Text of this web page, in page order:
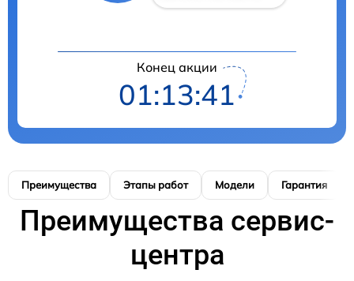
Конец акции
01:13:40
Преимущества Этапы работ Модели Гарантия
Преимущества сервис-
центра